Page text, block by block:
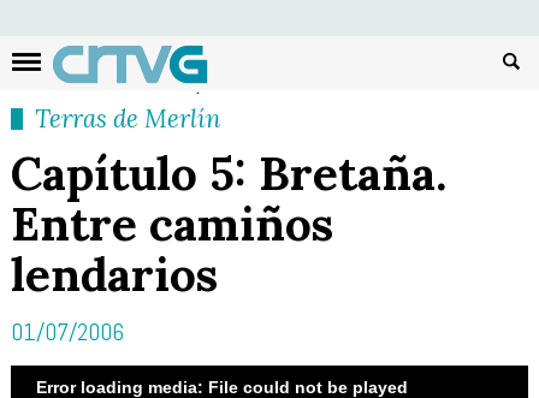
Terras de Merlín
Capítulo 5: Bretaña.
Entre camiños
lendarios
01/07/2006
Error loading media: File could not be played